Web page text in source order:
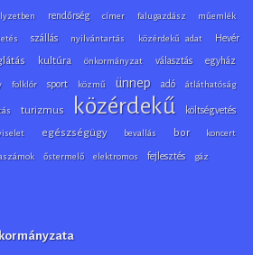
rendőrség címer falugazdász műemlék
szállás nyilvántartás közérdekű adat Hevér
kultúra önkormányzat választás egyház
folklór sport közmű ünnep adó átláthatóság
turizmus közérdekű költségvetés
egészségügy bevallás bor koncert
őstermelő elektromos fejlesztés gáz